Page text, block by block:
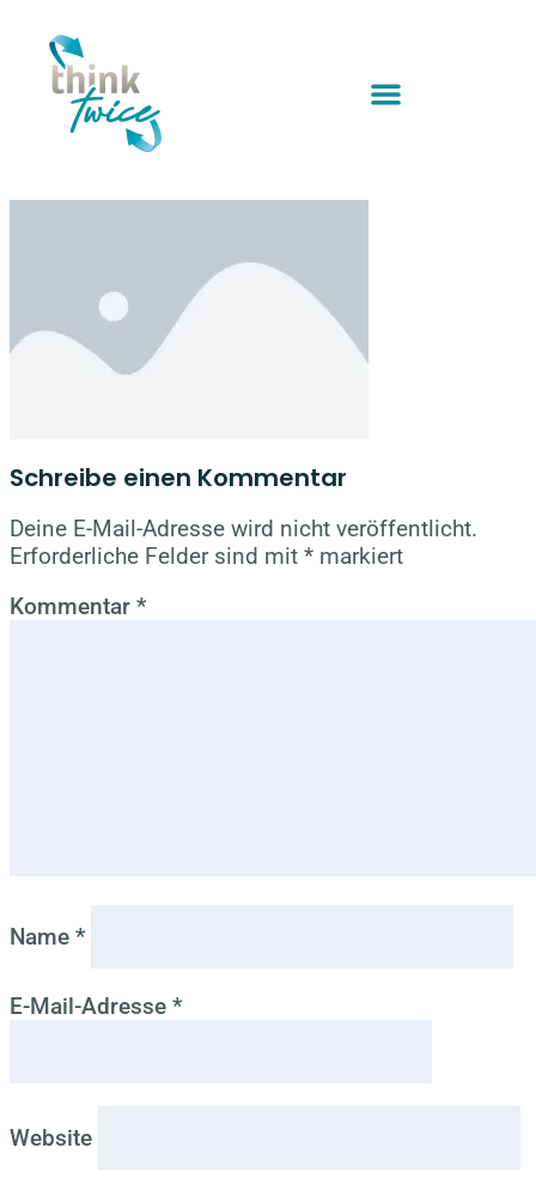
Schreibe einen Kommentar
Deine E-Mail-Adresse wird nicht veröffentlicht.
Erforderliche Felder sind mit * markiert
Kommentar *
Name *
E-Mail-Adresse *
Website